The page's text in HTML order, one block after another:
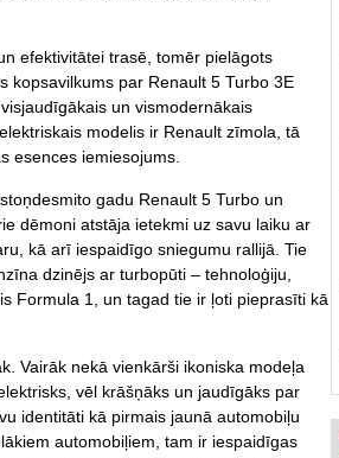
efektivitātei trasē, tomēr pielāgots
kopsavilkums par Renault 5 Turbo 3E
un vismodernākais
modelis ir Renault zīmola, tā
esences iemiesojums.
gadu Renault 5 Turbo un
dēmoni atstāja ietekmi uz savu laiku ar
kā arī iespaidīgo sniegumu rallijā. Tie
dzinējs ar turbopūti – tehnoloģiju,
Formula 1, un tagad tie ir ļoti pieprasīti kā
Vairāk nekā vienkārši ikoniska modeļa
vēl krāšņāks un jaudīgāks par
identitāti kā pirmais jaunā automobiļu
automobiļiem, tam ir iespaidīgas